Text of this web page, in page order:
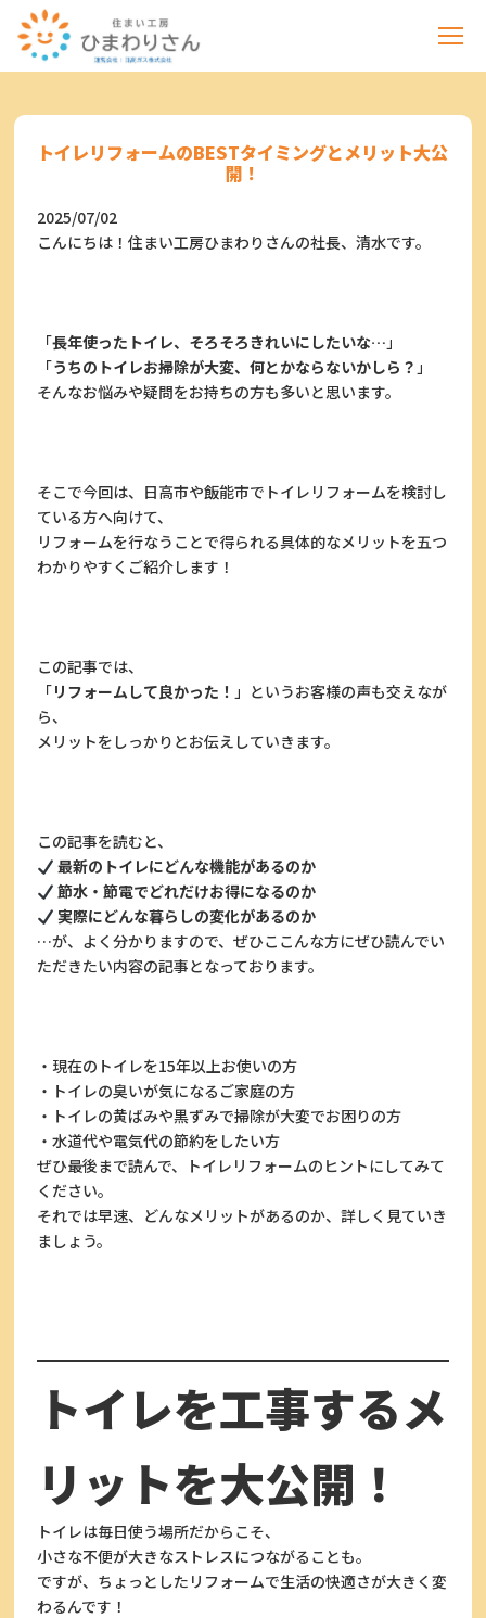
トイレリフォームのBESTタイミングとメリット大公
開！
2025/07/02
こんにちは！住まい工房ひまわりさんの社長、清水です。
「長年使ったトイレ、そろそろきれいにしたいな…」
「うちのトイレお掃除が大変、何とかならないかしら？ 」
そんなお悩みや疑問をお持ちの方も多いと思います。
そこで今回は、日高市や飯能市でトイレリフォームを検討し
ている方へ向けて、
リフォームを行なうことで得られる具体的なメリットを五つ
わかりやすくご紹介します！
この記事では、
「リフォームして良かった！ 」というお客様の声も交えなが
ら、
メリットをしっかりとお伝えしていきます。
この記事を読むと、
最新のトイレにどんな機能があるのか
節水・節電でどれだけお得になるのか
実際にどんな暮らしの変化があるのか
…が、よく分かりますので、ぜひここんな方にぜひ読んでい
ただきたい内容の記事となっております。
・現在のトイレを15年以上お使いの方
・トイレの臭いが気になるご家庭の方
・トイレの黄ばみや黒ずみで掃除が大変でお困りの方
・水道代や電気代の節約をしたい方
ぜひ最後まで読んで、トイレリフォームのヒントにしてみて
ください。
それでは早速、どんなメリットがあるのか、詳しく見ていき
ましょう。
トイレを工事するメ
リットを大公開！
トイレは毎日使う場所だからこそ、
小さな不便が大きなストレスにつながることも。
ですが、ちょっとしたリフォームで生活の快適さが大きく変
わるんです！